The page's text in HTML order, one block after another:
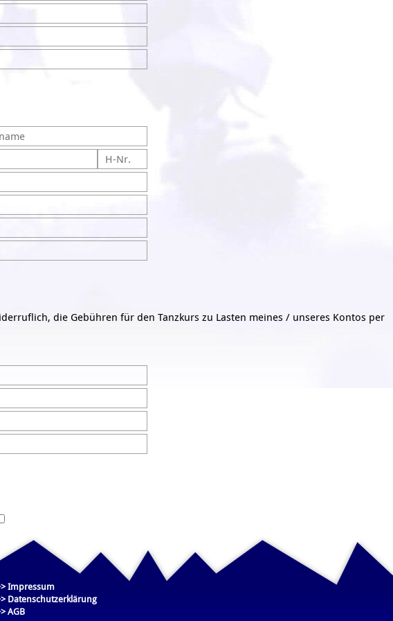
die Gebühren für den Tanzkurs zu Lasten meines / unseres Kontos per
Impressum
Datenschutzerklärung
AGB